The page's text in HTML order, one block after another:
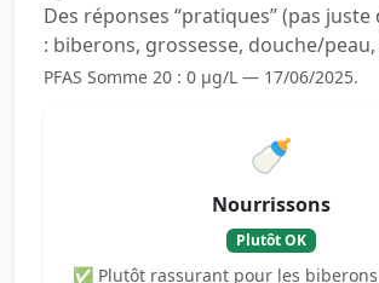
Des réponses “pratiques” (pas
: biberons, grossesse, douche/
PFAS Somme 20 : 0 µg/L — 17/06/2025.
🍼
Nourrissons
Plutôt OK
✅ Plutôt rassurant pour les